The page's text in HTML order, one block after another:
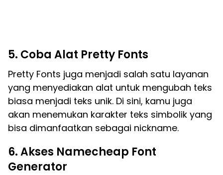
5. Coba Alat Pretty Fonts
Pretty Fonts juga menjadi salah satu layanan
yang menyediakan alat untuk mengubah teks
biasa menjadi teks unik. Di sini, kamu juga
akan menemukan karakter teks simbolik yang
bisa dimanfaatkan sebagai nickname.
6. Akses Namecheap Font
Generator